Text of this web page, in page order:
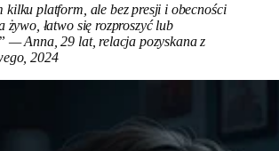
kilku platform, ale bez presji i obecności
żywo, łatwo się rozproszyć lub
— Anna, 29 lat, relacja pozyskana z
2024